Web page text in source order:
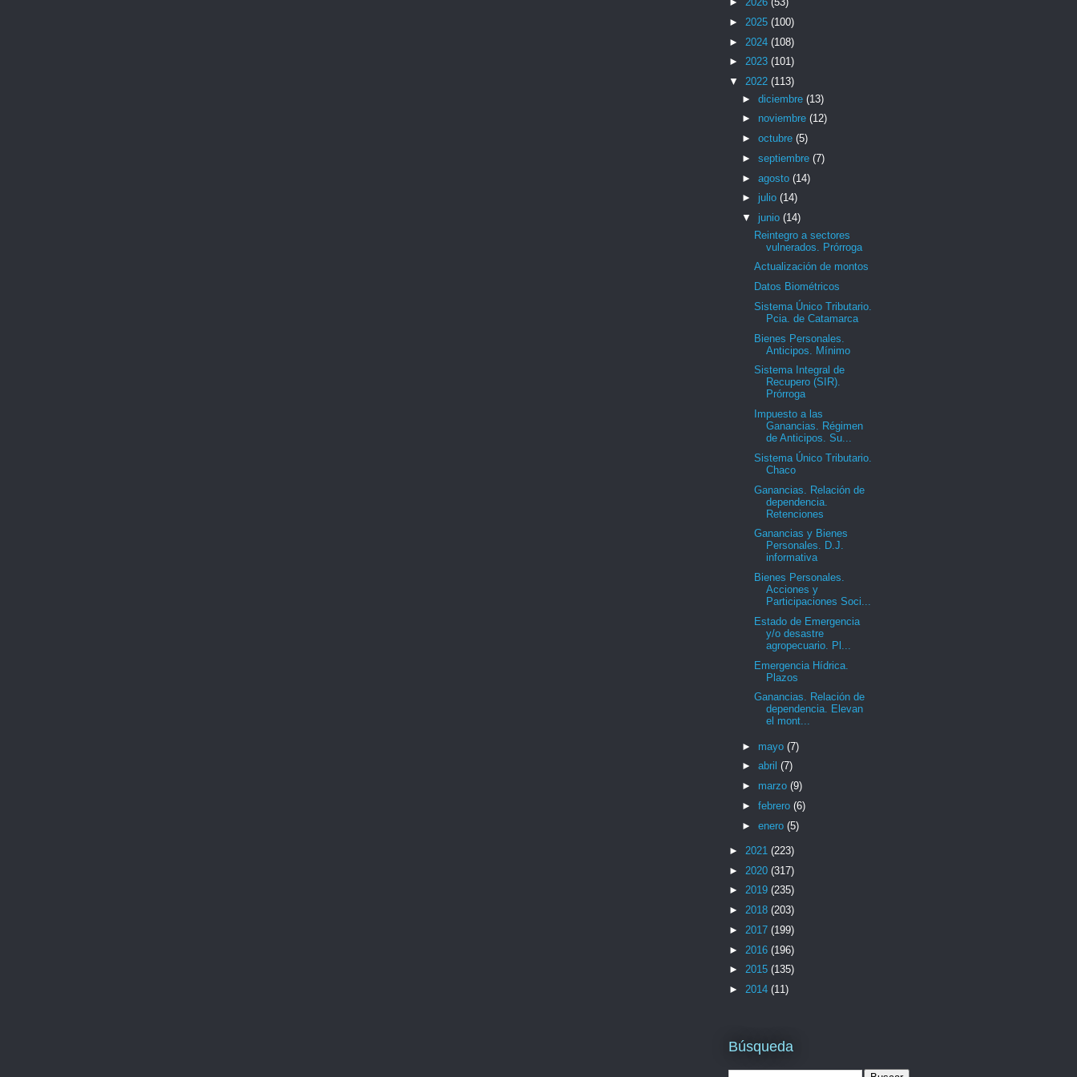
► 2025 (100)
► 2024 (108)
► 2023 (101)
▼ 2022 (113)
► diciembre (13)
► noviembre (12)
► octubre (5)
► septiembre (7)
► agosto (14)
► julio (14)
▼ junio (14)
Reintegro a sectores
vulnerados. Prórroga
Actualización de montos
Datos Biométricos
Sistema Único Tributario.
Pcia. de Catamarca
Bienes Personales.
Anticipos. Mínimo
Sistema Integral de
Recupero (SIR).
Prórroga
Impuesto a las
Ganancias. Régimen
de Anticipos. Su...
Sistema Único Tributario.
Chaco
Ganancias. Relación de
dependencia.
Retenciones
Ganancias y Bienes
Personales. D.J.
informativa
Bienes Personales.
Acciones y
Participaciones Soci...
Estado de Emergencia
y/o desastre
agropecuario. Pl...
Emergencia Hídrica.
Plazos
Ganancias. Relación de
dependencia. Elevan
el mont...
► mayo (7)
► abril (7)
► marzo (9)
► febrero (6)
► enero (5)
► 2021 (223)
► 2020 (317)
► 2019 (235)
► 2018 (203)
► 2017 (199)
► 2016 (196)
► 2015 (135)
► 2014 (11)
Búsqueda